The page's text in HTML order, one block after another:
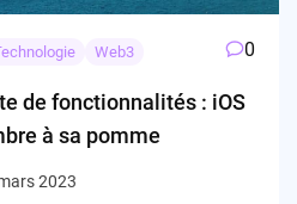
Web3 0
de fonctionnalités : iOS
à sa pomme
2023